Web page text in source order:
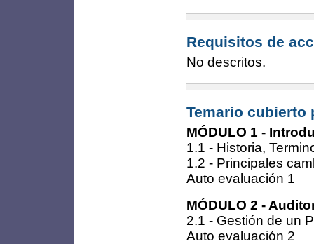
Requisitos de
No descritos.
Temario cubierto
MÓDULO 1 -
1.1 - Historia,
1.2 - Principales
Auto evaluación 1
MÓDULO 2 -
2.1 - Gestión de un
Auto evaluación 2